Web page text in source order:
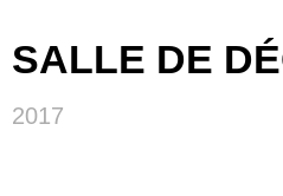
SALLE DE
2017